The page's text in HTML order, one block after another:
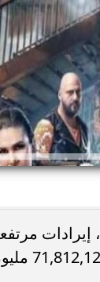
في دور العرض